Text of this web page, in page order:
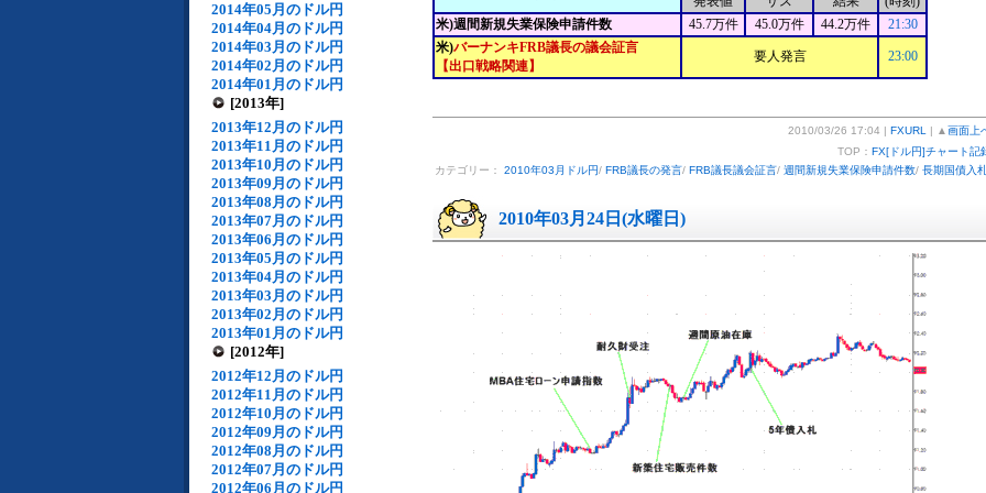
2014年05月のドル円
2014年04月のドル円
2014年03月のドル円
2014年02月のドル円
2014年01月のドル円
[2013年]
2013年12月のドル円
2013年11月のドル円
2013年10月のドル円
2013年09月のドル円
2013年08月のドル円
2013年07月のドル円
2013年06月のドル円
2013年05月のドル円
2013年04月のドル円
2013年03月のドル円
2013年02月のドル円
2013年01月のドル円
[2012年]
2012年12月のドル円
2012年11月のドル円
2012年10月のドル円
2012年09月のドル円
2012年08月のドル円
2012年07月のドル円
2012年06月のドル円
米)週間新規失業保険申請件数
45.7万件 45.0万件 44.2万件
21:30
米)バーナンキFRB議長の議会証言
【出口戦略関連】
要人発言 23:00
2010/03/26 17:04 | FXURL | ▲ 画面上
TOP： FX[ドル円]チャート記
カテゴリー： 2010年03月ドル円/ FRB議長の発言/ FRB議長議会証言/ 週間新規失業保険申請件数/ 長期国債入
2010年03月24日(水曜日)